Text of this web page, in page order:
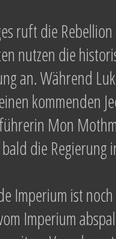
ruft die
nutzen die
an. Während
kommenden
Mon
die
Imperium ist
Imperium